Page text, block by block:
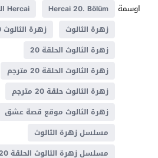
اوسمة
Hercai 20. Bölüm
Hercai الحلقة 20
زهرة الثالوث
زهرة الثالوث 20
زهرة الثالوث الحلقة 20
زهرة الثالوث الحلقة 20 مترجم
زهرة الثالوث حلقة 20 مترجم
زهرة الثالوث موقع قصة عشق
مسلسل زهرة الثالوث
مسلسل زهرة الثالوث الحلقة 20